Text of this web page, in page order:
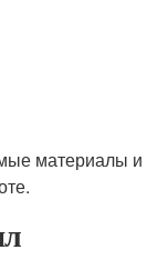
материалы и